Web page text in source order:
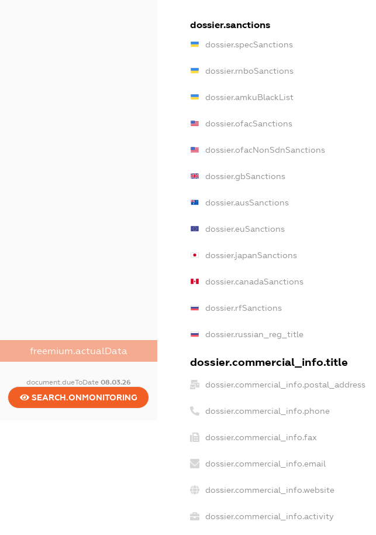
freemium.actualData
document.dueToDate 08.03.26
SEARCH.ONMONITORING
dossier.sanctions
dossier.specSanctions
dossier.rnboSanctions
dossier.amkuBlackList
dossier.ofacSanctions
dossier.ofacNonSdnSanctions
dossier.gbSanctions
dossier.ausSanctions
dossier.euSanctions
dossier.japanSanctions
dossier.canadaSanctions
dossier.rfSanctions
dossier.russian_reg_title
dossier.commercial_info.title
dossier.commercial_info.postal_address
dossier.commercial_info.phone
dossier.commercial_info.fax
dossier.commercial_info.email
dossier.commercial_info.website
dossier.commercial_info.activity